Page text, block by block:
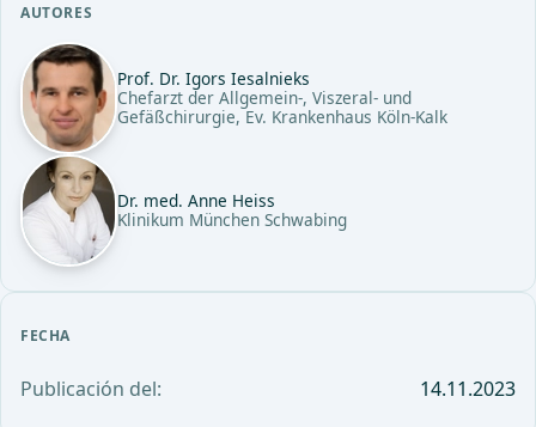
AUTORES
Prof. Dr. Igors Iesalnieks
Chefarzt der Allgemein-, Viszeral- und
Gefäßchirurgie, Ev. Krankenhaus Köln-Kalk
Dr. med. Anne Heiss
Klinikum München Schwabing
FECHA
Publicación del: 14.11.2023